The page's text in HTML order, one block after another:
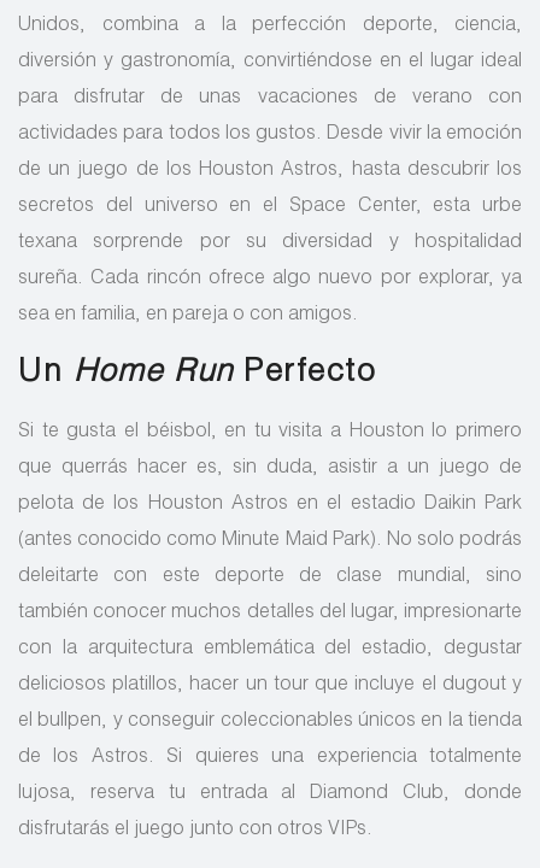
Unidos, combina a la perfección deporte, ciencia,
diversión y gastronomía, convirtiéndose en el lugar ideal
para disfrutar de unas vacaciones de verano con
actividades para todos los gustos. Desde vivir la emoción
de un juego de los Houston Astros, hasta descubrir los
secretos del universo en el Space Center, esta urbe
texana sorprende por su diversidad y hospitalidad
sureña. Cada rincón ofrece algo nuevo por explorar, ya
sea en familia, en pareja o con amigos.
Un Home RunPerfecto
Si te gusta el béisbol, en tu visita a Houston lo primero
que querrás hacer es, sin duda, asistir a un juego de
pelota de los Houston Astros en el estadio Daikin Park
(antes conocido como Minute Maid Park). No solo podrás
deleitarte con este deporte de clase mundial, sino
también conocer muchos detalles del lugar, impresionarte
con la arquitectura emblemática del estadio, degustar
deliciosos platillos, hacer un tour que incluye el dugout y
el bullpen, y conseguir coleccionables únicos en la tienda
de los Astros. Si quieres una experiencia totalmente
lujosa, reserva tu entrada al Diamond Club, donde
disfrutarás el juego junto con otros VIPs.